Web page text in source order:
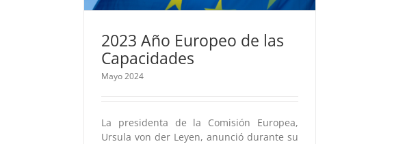
2023 Año Europeo de las
Capacidades
Mayo 2024
La presidenta de la Comisión Europea,
Ursula von der Leyen, anunció durante su